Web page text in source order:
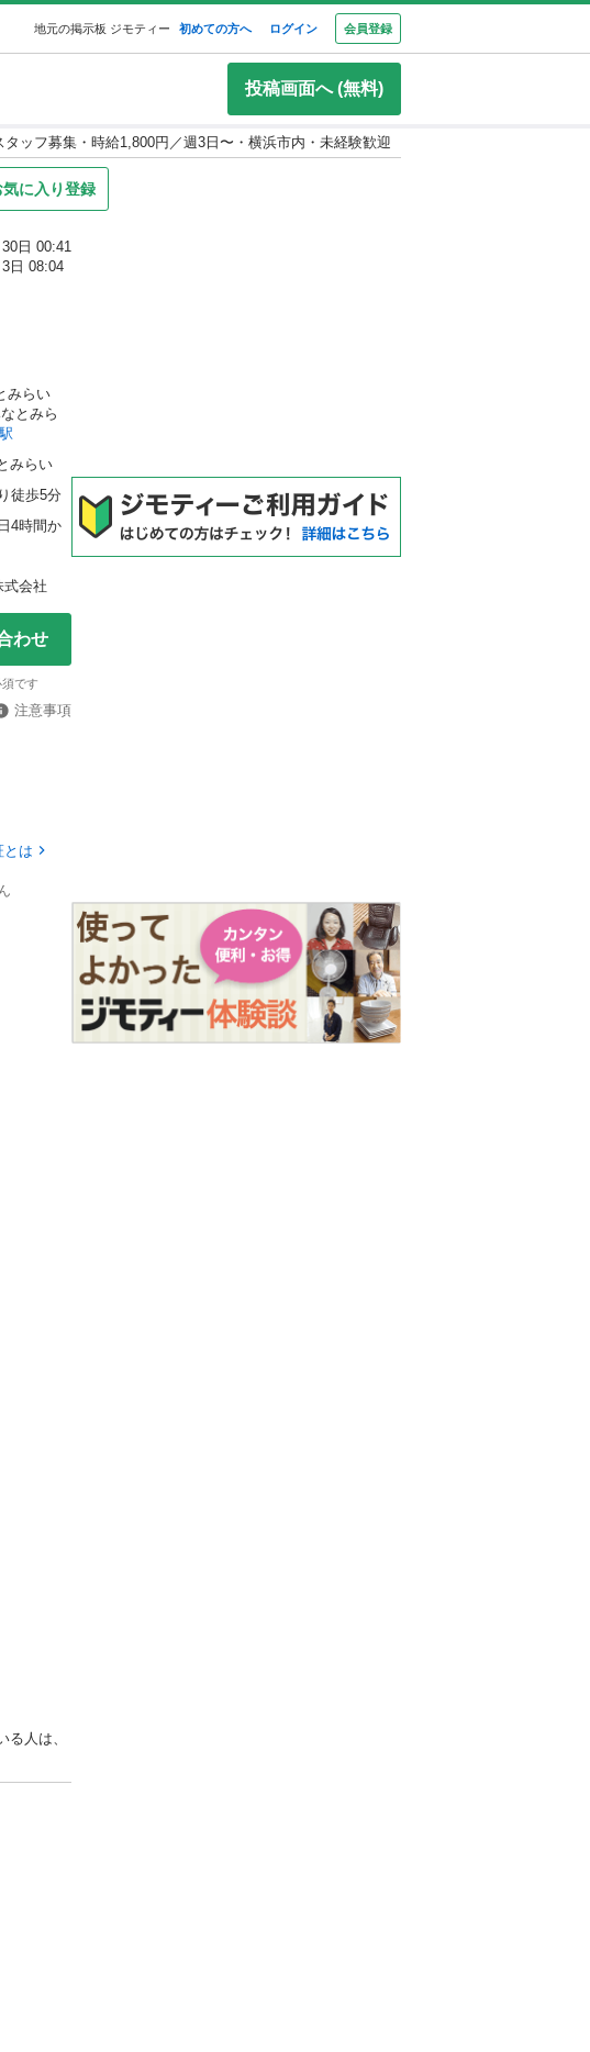
地元の掲示板 ジモティー 初めての方へ ログイン 会員登録
投稿画面へ (無料)
タッフ募集・時給1,800円／週3日〜・横浜市内・未経験歓迎
気に入り登録
日 00:41
日 08:04
みらい
とみら
みらい
徒歩5分
4時間か
式会社
わせ
です
注意事項
とは
人は、